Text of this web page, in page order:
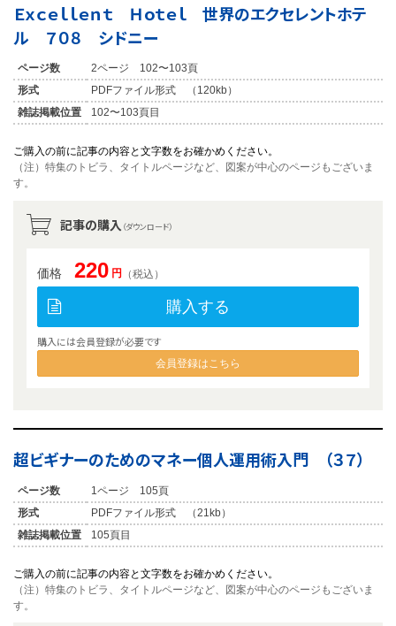
Ｅｘｃｅｌｌｅｎｔ Ｈｏｔｅｌ 世界のエクセレントホテ
ル ７０８ シドニー
ページ数
2ページ 102〜103頁
形式
PDFファイル形式 （120kb）
雑誌掲載位置
102〜103頁目
ご購入の前に記事の内容と文字数をお確かめください。
（注）特集のトビラ、タイトルページなど、図案が中心のページもございま
す。
記事の購入 （ダウンロード）
価格 220 円 （税込）
購入する
購入には会員登録が必要です
会員登録はこちら
超ビギナーのためのマネー個人運用術入門 （３７）
ページ数
1ページ 105頁
形式
PDFファイル形式 （21kb）
雑誌掲載位置
105頁目
ご購入の前に記事の内容と文字数をお確かめください。
（注）特集のトビラ、タイトルページなど、図案が中心のページもございま
す。